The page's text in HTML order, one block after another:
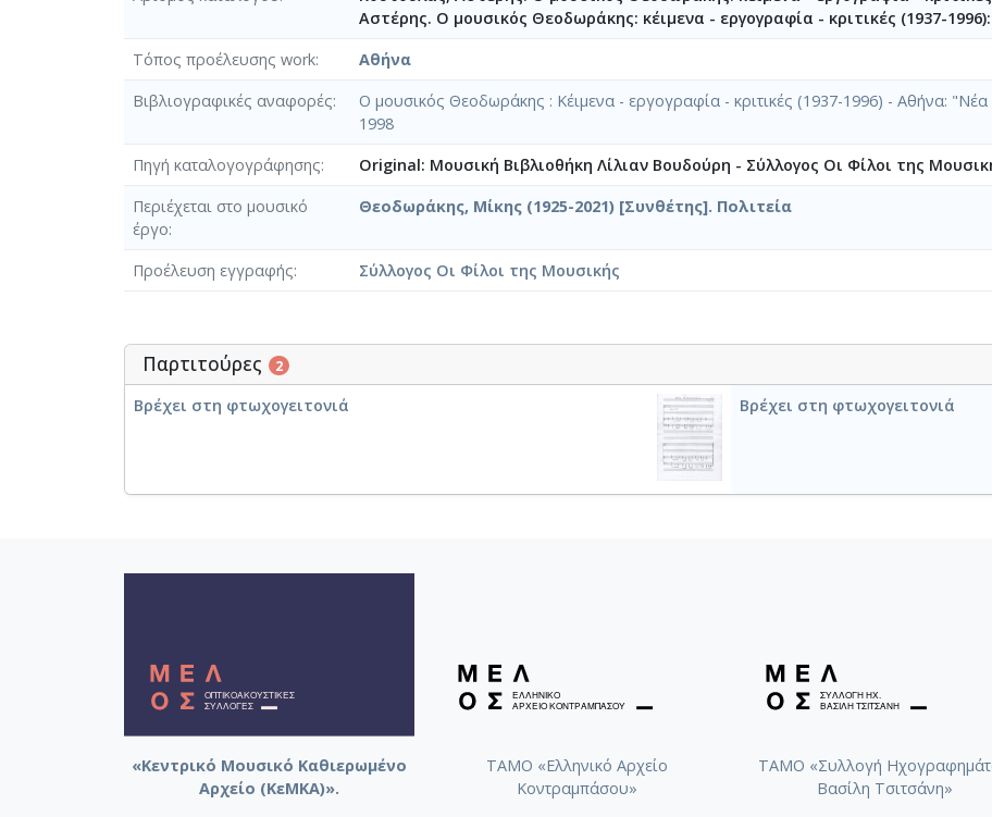
Αστέρης. Ο μουσικός Θεοδωράκης: κέιμενα - εργογραφία - κριτικές (1937-
Τόπος προέλευσης work
Αθήνα
Βιβλιογραφικές αναφορές
Ο μουσικός Θεοδωράκης : Κέιμενα - εργογραφία - κριτικές (1937-1996) - Αθήνα:
1998
Πηγή καταλογογράφησης
Original: Μουσική Βιβλιοθήκη Λίλιαν Βουδούρη - Σύλλογος Οι Φίλοι της
Περιέχεται στο μουσικό
έργο
Θεοδωράκης, Μίκης (1925-2021) [Συνθέτης]. Πολιτεία
Προέλευση εγγραφής Σύλλογος Οι Φίλοι της Μουσικής
Παρτιτούρες 2
Βρέχει στη φτωχογειτονιά Βρέχει στη φτωχογειτονιά
«Κεντρικό Μουσικό Καθιερωμένο
Αρχείο (ΚεΜΚΑ)».
ΤΑΜΟ «Ελληνικό Αρχείο
Κοντραμπάσου»
ΤΑΜΟ «Συλλογή
Βασίλη Τσιτσάνη»